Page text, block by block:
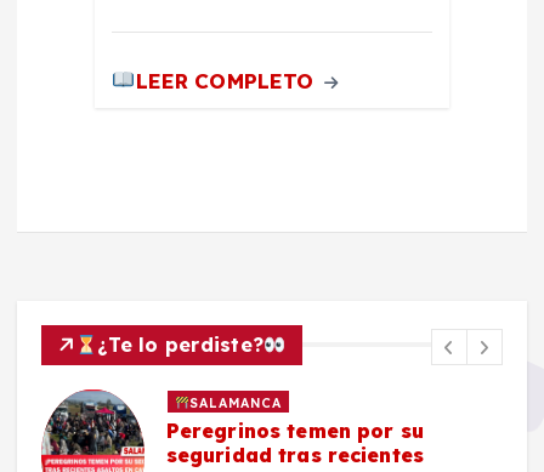
LEER COMPLETO
¿Te lo perdiste?
SALAMANCA
Peregrinos temen por su
seguridad tras recientes